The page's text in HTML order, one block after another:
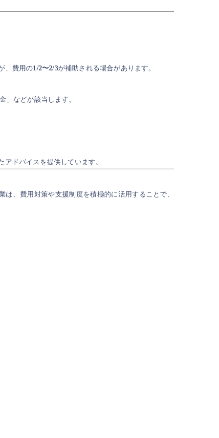
、費用の1/2〜2/3が補助される場合があります。
」などが該当します。
ドバイスを提供しています。
、費用対策や支援制度を積極的に活用することで、